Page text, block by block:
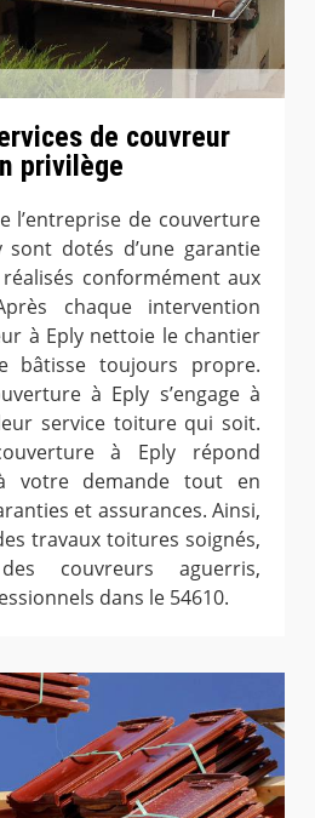
de couvreur
privilège
l’entreprise de couverture
sont dotés d’une garantie
conformément aux
chaque intervention
à Eply nettoie le chantier
bâtisse toujours propre.
à Eply s’engage à
service toiture qui soit.
à Eply répond
votre demande tout en
et assurances. Ainsi,
travaux toitures soignés,
couvreurs aguerris,
dans le 54610.